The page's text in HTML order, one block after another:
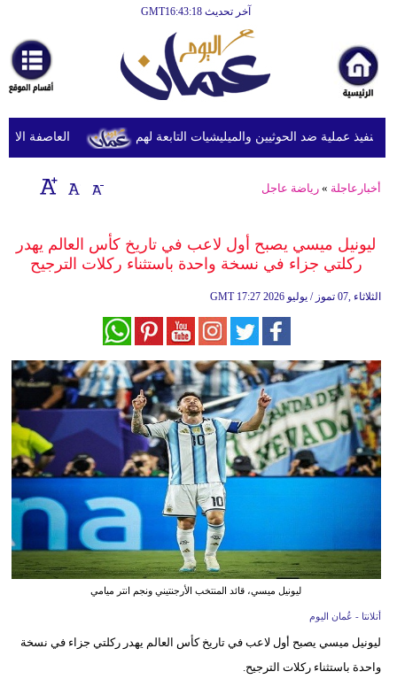
آخر تحديث GMT16:43:18
أخبارعاجلة
رياضة
ثقافة
إقتصاد
وموسيقى
أزياء
سياحة
وسفر
ديكور
أخبار
إعلام
تعليم
علوم
العاصفة عملية ضد الحوثيين والميليشيات التابعة لهم
أخبارعاجلة »رياضة عاجل
ليونيل ميسي يصبح أول لاعب في تاريخ كأس العالم يهدر
ركلتي جزاء في نسخة واحدة باستثناء ركلات الترجيح
GMT 17:27 2026 الثلاثاء ,07 تموز / يوليو
ليونيل ميسي، قائد المنتخب الأرجنتيني ونجم انتر ميامي
أتلانتا - عُمان اليوم
ليونيل ميسي يصبح أول لاعب في تاريخ كأس العالم يهدر ركلتي جزاء في نسخة
واحدة باستثناء ركلات الترجيح.